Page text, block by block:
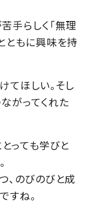
手らしく「無理
ともに興味を持
てほしい。そし
がってくれた
っても学びと
、のびのびと成
すね。